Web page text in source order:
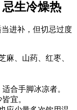
生冷燥热
进补，但切忌过度
麻、山药、红枣、
合手脚冰凉者。
宜。